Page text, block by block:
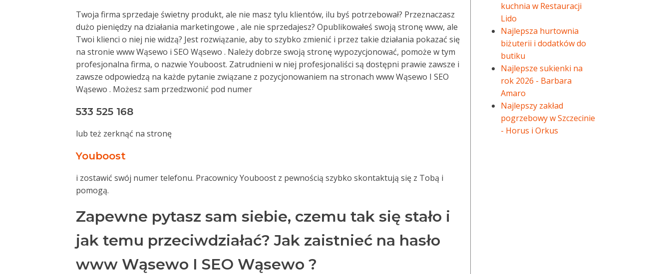
Twoja firma sprzedaje świetny produkt, ale nie masz tylu klientów, ilu byś potrzebował? Przeznaczasz
dużo pieniędzy na działania marketingowe , ale nie sprzedajesz? Opublikowałeś swoją stronę www, ale
Twoi klienci o niej nie widzą? Jest rozwiązanie, aby to szybko zmienić i przez takie działania pokazać się
na stronie www Wąsewo i SEO Wąsewo . Należy dobrze swoją stronę wypozycjonować, pomoże w tym
profesjonalna firma, o nazwie Youboost. Zatrudnieni w niej profesjonaliści są dostępni prawie zawsze i
zawsze odpowiedzą na każde pytanie związane z pozycjonowaniem na stronach www Wąsewo I SEO
Wąsewo . Możesz sam przedzwonić pod numer
533 525 168
lub też zerknąć na stronę
Youboost
i zostawić swój numer telefonu. Pracownicy Youboost z pewnością szybko skontaktują się z Tobą i
pomogą.
Zapewne pytasz sam siebie, czemu tak się stało i
jak temu przeciwdziałać? Jak zaistnieć na hasło
www Wąsewo I SEO Wąsewo ?
kuchnia w Restauracji
Lido
Najlepsza hurtownia
biżuterii i dodatków do
butiku
Najlepsze sukienki na
rok 2026 - Barbara
Amaro
Najlepszy zakład
pogrzebowy w Szczecinie
- Horus i Orkus